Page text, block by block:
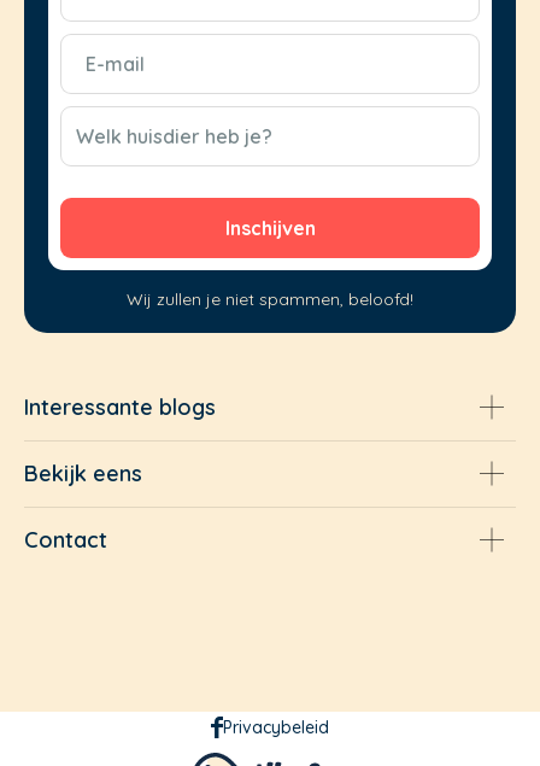
E-
mail
(Vereist)
CAPTCHA
Welk huisdier heb je?
Wij zullen je niet spammen, beloofd!
Interessante blogs
Bekijk eens
Contact
Privacybeleid